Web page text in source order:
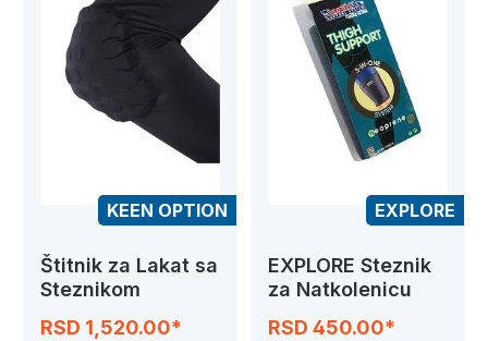
KEEN OPTION
Štitnik za Lakat sa
Steznikom
RSD 1,520.00*
EXPLORE
EXPLORE Steznik
za Natkolenicu
RSD 450.00*